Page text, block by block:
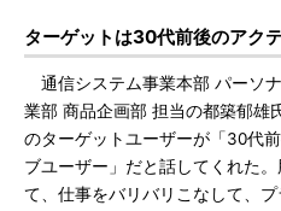
ターゲットは30代前後のアク
通信システム事業本部 パーソ
業部 商品企画部 担当の都築郁雄
のターゲットユーザーが「30代
ブユーザー」だと話してくれた。
て、仕事をバリバリこなして、プ